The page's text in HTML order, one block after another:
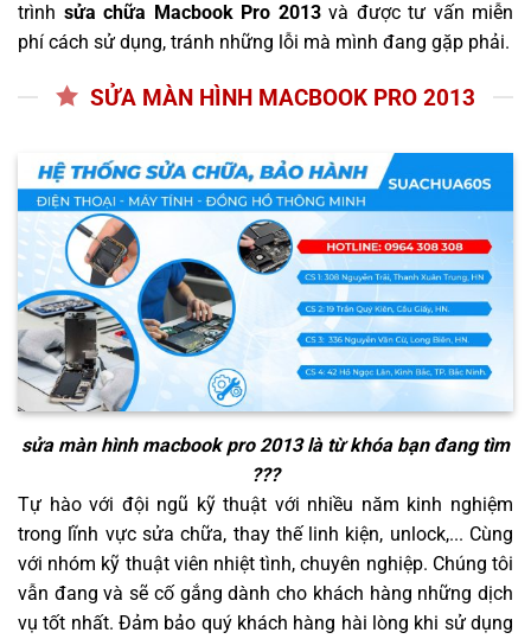
trình sửa chữa Macbook Pro 2013và được tư vấn miễn
phí cách sử dụng, tránh những lỗi mà mình đang gặp phải.
SỬA MÀN HÌNH MACBOOK PRO 2013
sửa màn hình macbook pro 2013là từ khóa bạn đang tìm
???
Tự hào với đội ngũ kỹ thuật với nhiều năm kinh nghiệm
trong lĩnh vực sửa chữa, thay thế linh kiện, unlock,... Cùng
với nhóm kỹ thuật viên nhiệt tình, chuyên nghiệp. Chúng tôi
vẫn đang và sẽ cố gắng dành cho khách hàng những dịch
vụ tốt nhất. Đảm bảo quý khách hàng hài lòng khi sử dụng